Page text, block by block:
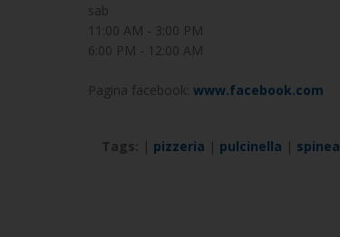
sab
11:00 AM - 3:00 PM
6:00 PM - 12:00 AM
Pagina facebook: www.facebook.com
Tags: | pizzeria | pulcinella | spinea